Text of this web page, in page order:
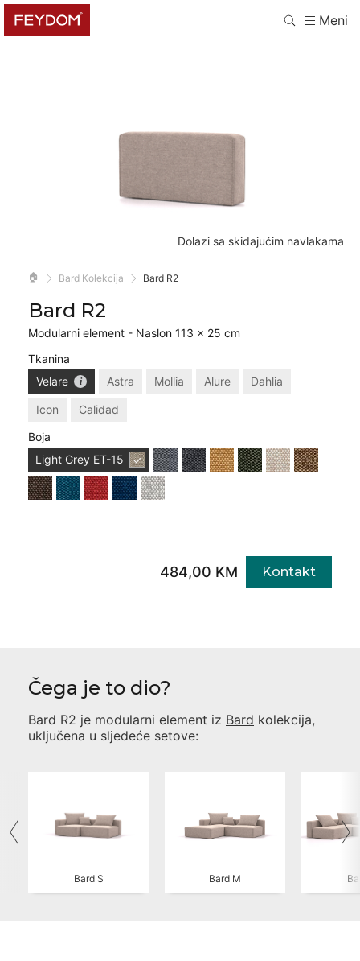
Meni
Dolazi sa skidajućim navlakama
🏠 Bard Kolekcija Bard R2
Bard R2
Modularni element - Naslon 113 × 25 cm
Tkanina
Velare
Astra Mollia Alure Dahlia
Icon
Calidad
Boja
Light Grey ET-15
484,00 KM Kontakt
Čega je to dio?
Bard R2 je modularni element iz Bard kolekcija,
uključena u sljedeće setove:
Bard S Bard M